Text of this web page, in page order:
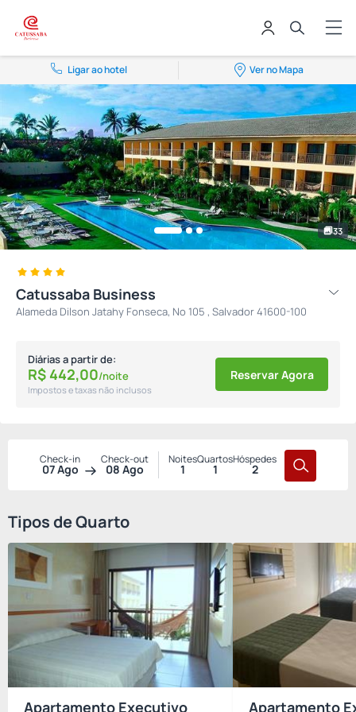
Ligar ao hotel Ver no Mapa
33
Catussaba Business
Alameda Dilson Jatahy Fonseca, Nº 105 , Salvador 41600-100
Diárias a partir de:
R$ 442,00/noite
Impostos e taxas não inclusos
Reservar Agora
Check-in
07 Ago
Check-out
08 Ago
Noites
1
Quartos
1
Hóspedes
2
Tipos de Quarto
Apartamento Executivo Apartamento